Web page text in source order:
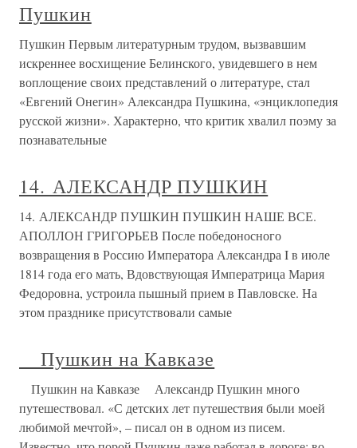
Пушкин
Пушкин Первым литературным трудом, вызвавшим
искреннее восхищение Белинского, увидевшего в нем
воплощение своих представлений о литературе, стал
«Евгений Онегин» Александра Пушкина, «энциклопедия
русской жизни». Характерно, что критик хвалил поэму за
познавательные
14. АЛЕКСАНДР ПУШКИН
14. АЛЕКСАНДР ПУШКИН ПУШКИН НАШЕ ВСЕ.
АПОЛЛОН ГРИГОРЬЕВ После победоносного
возвращения в Россию Императора Александра I в июле
1814 года его мать, Вдовствующая Императрица Мария
Федоровна, устроила пышный прием в Павловске. На
этом празднике присутствовали самые
Пушкин на Кавказе
Пушкин на Кавказе Александр Пушкин много
путешествовал. «С детских лет путешествия были моей
любимой мечтой», – писал он в одном из писем.